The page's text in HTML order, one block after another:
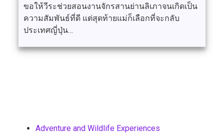
ขอให้วีระช่วยสอนงานจักรสานย่านลิเภาจนเกิดเป็น
ความสัมพันธ์ที่ดี แต่สุดท้ายแม่ก็เลือกที่จะกลับ
ประเทศญี่ปุ่น…
Adventure and Wildlife Experiences